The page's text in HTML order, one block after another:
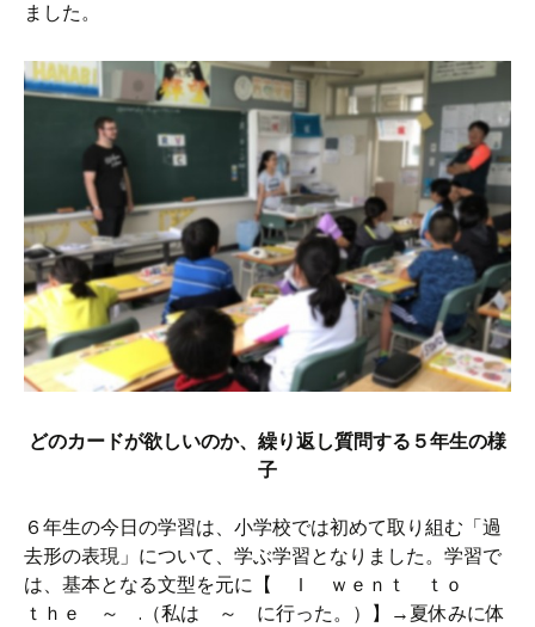
ました。
どのカードが欲しいのか、繰り返し質問する５年生の様
子
６年生の今日の学習は、小学校では初めて取り組む「過
去形の表現」について、学ぶ学習となりました。学習で
は、基本となる文型を元に【 Ｉ ｗｅｎｔ ｔｏ
ｔｈｅ ～ .（私は ～ に行った。）】→夏休みに体